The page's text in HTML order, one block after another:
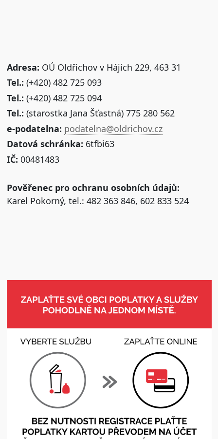
Adresa: OÚ Oldřichov v Hájích 229, 463 31
Tel.: (+420) 482 725 093
Tel.: (+420) 482 725 094
Tel.: (starostka Jana Šťastná) 775 280 562
e-podatelna: podatelna@oldrichov.cz
Datová schránka: 6tfbi63
IČ: 00481483
Pověřenec pro ochranu osobních údajů:
Karel Pokorný, tel.: 482 363 846, 602 833 524